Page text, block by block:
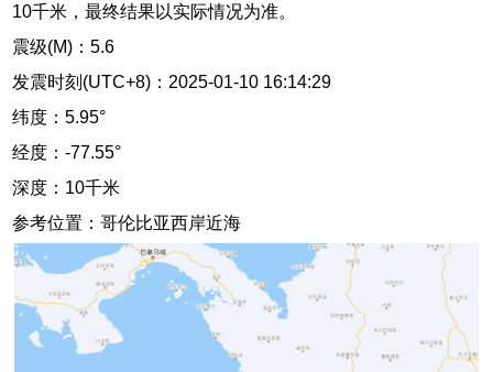
10千米，最终结果以实际情况为准。
震级(M)：5.6
发震时刻(UTC+8)：2025-01-10 16:14:29
纬度：5.95°
经度：-77.55°
深度：10千米
参考位置：哥伦比亚西岸近海